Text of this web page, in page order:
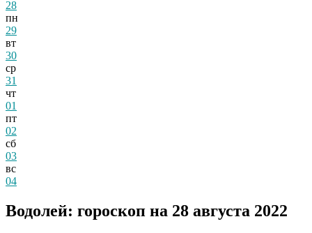
28
пн
29
вт
30
ср
31
чт
01
пт
02
сб
03
вс
04
Водолей: гороскоп на 28 августа 2022